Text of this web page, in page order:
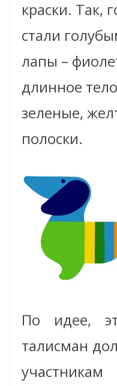
краски. Так,
стали
лапы –
длинное
зеленые,
полоски.
По идее,
талисман